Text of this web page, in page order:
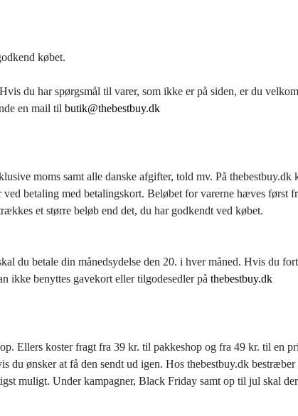
købet.
du har spørgsmål til varer, som ikke er på siden, er du
en mail til butik@thebestbuy.dk
moms samt alle danske afgifter, told mv. På
betaling med betalingskort. Beløbet for varerne hæves først
et større beløb end det, du har godkendt ved købet.
du betale din månedsydelse den 20. i hver måned. Hvis du
benyttes gavekort eller tilgodesedler på thebestbuy.dk
Ellers koster fragt fra 39 kr. til pakkeshop og fra 49 kr. til en
du ønsker at få den sendt ud igen. Hos thebestbuy.dk
muligt. Under kampagner, Black Friday samt op til jul skal